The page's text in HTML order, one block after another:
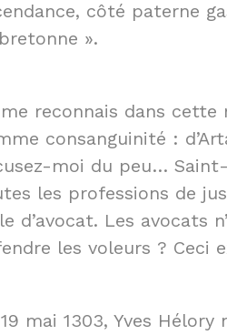
côté paterne
».
reconnais dans cette
consanguinité :
moi du peu…
les professions de
d’avocat. Les avocats
les voleurs ? Ceci
mai 1303, Yves